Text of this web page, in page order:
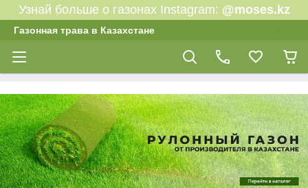
Узнай больше о газонах Instagram: @moses.kz
Газонная трава в Казахстане